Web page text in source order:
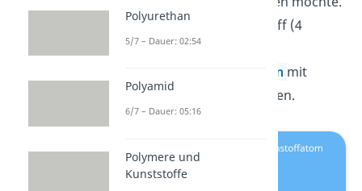
Demnach kann Kohlenstoff (4
Valenzelektronen) vier
Elektronenpaarbindungen mit
weiteren Partnern eingehen.
Polyurethan
5/7 – Dauer: 02:54
Polyamid
6/7 – Dauer: 05:16
Polymere und
Kunststoffe